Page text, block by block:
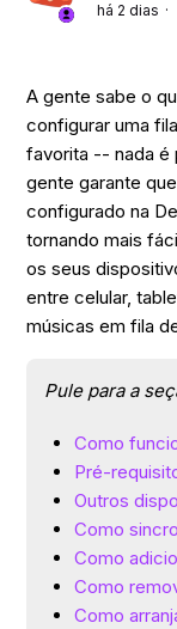
há 2 dias
A gente sabe o
configurar uma
favorita -- nada é
gente garante
configurado na
tornando mais
os seus
entre celular,
músicas em fila
Pule para a
Como
Pré-
Outros
Como
Como
Como
Como